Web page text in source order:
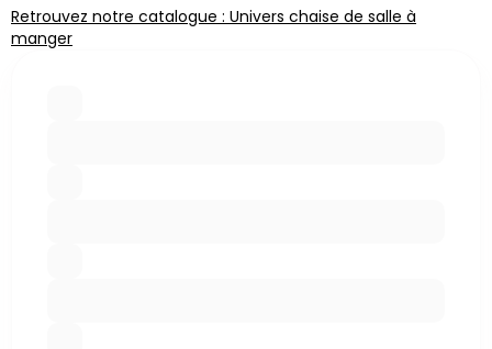
Retrouvez notre catalogue : Univers chaise de salle à
manger